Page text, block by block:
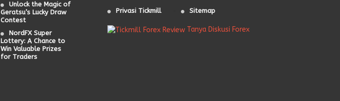
Unlock the Magic of
Geratsu’s Lucky Draw
Contest
NordFX Super
Lottery: A Chance to
Win Valuable Prizes
for Traders
Privasi Tickmill Sitemap
Tanya Diskusi Forex